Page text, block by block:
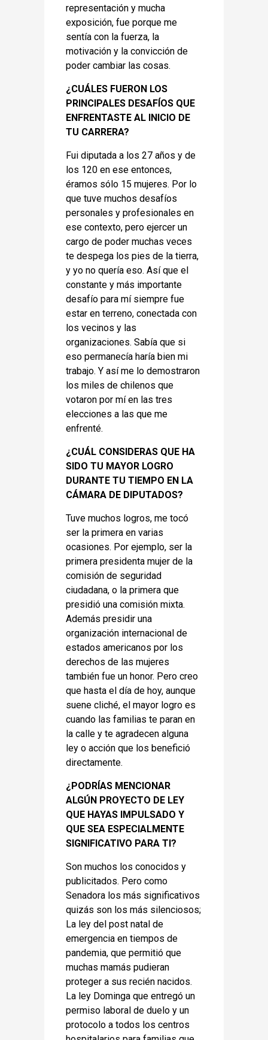
representación y mucha
exposición, fue porque me
sentía con la fuerza, la
motivación y la convicción de
poder cambiar las cosas.
¿CUÁLES FUERON LOS
PRINCIPALES DESAFÍOS QUE
ENFRENTASTE AL INICIO DE
TU CARRERA?
Fui diputada a los 27 años y de
los 120 en ese entonces,
éramos sólo 15 mujeres. Por lo
que tuve muchos desafíos
personales y profesionales en
ese contexto, pero ejercer un
cargo de poder muchas veces
te despega los pies de la tierra,
y yo no quería eso. Así que el
constante y más importante
desafío para mí siempre fue
estar en terreno, conectada con
los vecinos y las
organizaciones. Sabía que si
eso permanecía haría bien mi
trabajo. Y así me lo demostraron
los miles de chilenos que
votaron por mí en las tres
elecciones a las que me
enfrenté.
¿CUÁL CONSIDERAS QUE HA
SIDO TU MAYOR LOGRO
DURANTE TU TIEMPO EN LA
CÁMARA DE DIPUTADOS?
Tuve muchos logros, me tocó
ser la primera en varias
ocasiones. Por ejemplo, ser la
primera presidenta mujer de la
comisión de seguridad
ciudadana, o la primera que
presidió una comisión mixta.
Además presidir una
organización internacional de
estados americanos por los
derechos de las mujeres
también fue un honor. Pero creo
que hasta el día de hoy, aunque
suene cliché, el mayor logro es
cuando las familias te paran en
la calle y te agradecen alguna
ley o acción que los benefició
directamente.
¿PODRÍAS MENCIONAR
ALGÚN PROYECTO DE LEY
QUE HAYAS IMPULSADO Y
QUE SEA ESPECIALMENTE
SIGNIFICATIVO PARA TI?
Son muchos los conocidos y
publicitados. Pero como
Senadora los más significativos
quizás son los más silenciosos;
La ley del post natal de
emergencia en tiempos de
pandemia, que permitió que
muchas mamás pudieran
proteger a sus recién nacidos.
La ley Dominga que entregó un
permiso laboral de duelo y un
protocolo a todos los centros